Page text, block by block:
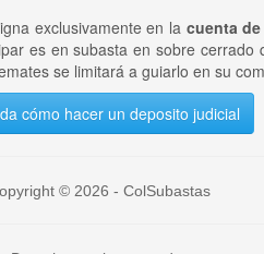
exclusivamente en lacuenta de
es en subasta en sobre
se limitará a guiarlo en su
cómo hacer un deposito judicial
© 2026 - ColSubastas